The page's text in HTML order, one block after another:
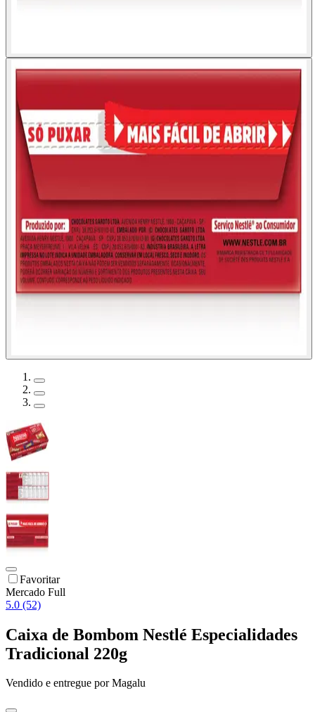
Favoritar
Mercado Full
5.0 (52)
Caixa de Bombom Nestlé Especialidades
Tradicional 220g
Vendido e entregue por Magalu